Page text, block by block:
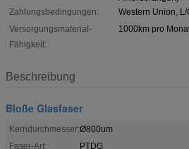
Zahlungsbedingungen:
Western Union, L/
Versorgungsmaterial-
Fähigkeit:
1000km pro
Beschreibung
Bloße Glasfaser
Kerndurchmesser:Ø800um
Faser-Art:
PTDG